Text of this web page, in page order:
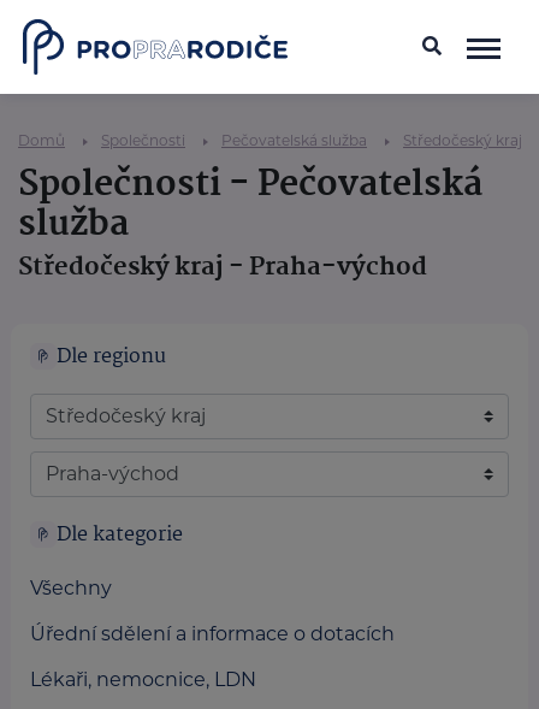
Domů Společnosti Pečovatelská služba Středočeský kraj
Společnosti - Pečovatelská
služba
Středočeský kraj - Praha-východ
Dle regionu
Dle kategorie
Všechny
Úřední sdělení a informace o dotacích
Lékaři, nemocnice, LDN